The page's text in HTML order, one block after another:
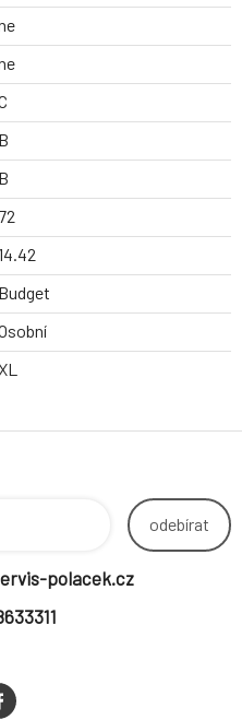
B
B
72
Budget
odebírat
polacek.cz